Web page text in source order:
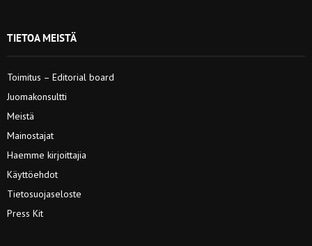
TIETOA MEISTÄ
Toimitus – Editorial board
Juomakonsultti
Meistä
Mainostajat
Haemme kirjoittajia
Käyttöehdot
Tietosuojaseloste
Press Kit